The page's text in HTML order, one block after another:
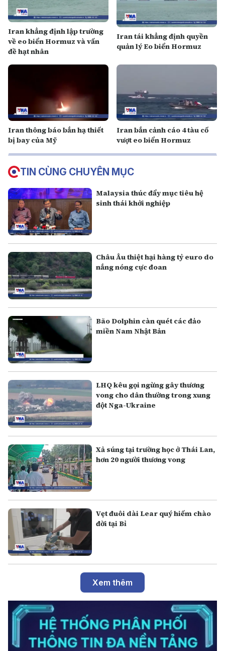
Iran khẳng định lập trường
về eo biển Hormuz và vấn
đề hạt nhân
Iran tái khẳng định quyền
quản lý Eo biển Hormuz
Iran thông báo bắn hạ thiết
bị bay của Mỹ
Iran bắn cảnh cáo 4 tàu cố
vượt eo biển Hormuz
TIN CÙNG CHUYÊN MỤC
Malaysia thúc đẩy mục tiêu hệ
sinh thái khởi nghiệp
Châu Âu thiệt hại hàng tỷ euro do
nắng nóng cực đoan
Bão Dolphin càn quét các đảo
miền Nam Nhật Bản
LHQ kêu gọi ngừng gây thương
vong cho dân thường trong xung
đột Nga-Ukraine
Xả súng tại trường học ở Thái Lan,
hơn 20 người thương vong
Vẹt đuôi dài Lear quý hiếm chào
đời tại Bỉ
Xem thêm